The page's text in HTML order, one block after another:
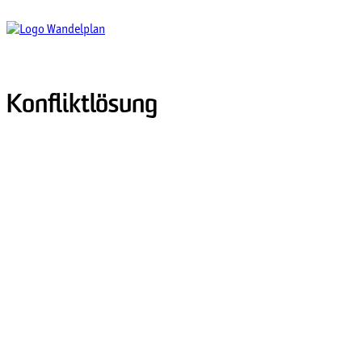
Konfliktlösung